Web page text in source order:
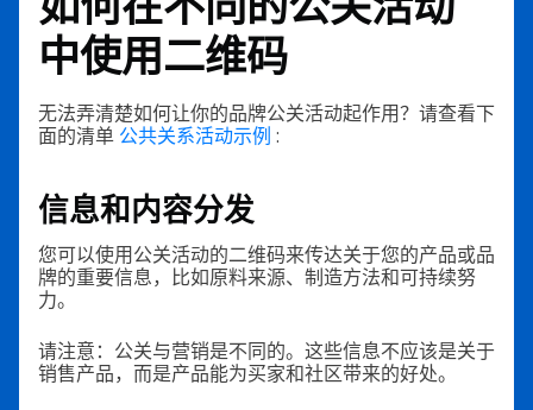
中使用二维码
无法弄清楚如何让你的品牌公关活动起作用？请查看下
面的清单 公共关系活动示例 :
信息和内容分发
您可以使用公关活动的二维码来传达关于您的产品或品
牌的重要信息，比如原料来源、制造方法和可持续努
力。
请注意：公关与营销是不同的。这些信息不应该是关于
销售产品，而是产品能为买家和社区带来的好处。